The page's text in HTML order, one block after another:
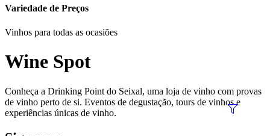
Variedade de Preços
Vinhos para todas as ocasiões
Wine Spot
Conheça a Drinking Point do Seixal, uma loja de vinho com provas
de vinho perto de si. Eventos de degustação, tours de vinhos e
experiências únicas de vinho.